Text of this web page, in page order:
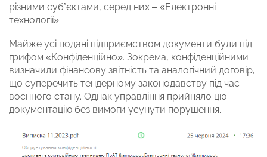
різними суб’єктами, серед них – «Електронні
технології».
Майже усі подані підприємством документи були під
грифом «Конфіденційно». Зокрема, конфіденційними
визначили фінансову звітність та аналогічний договір,
що суперечить тендерному законодавству під час
воєнного стану. Однак управління прийняло цю
документацію без вимоги усунути порушення.